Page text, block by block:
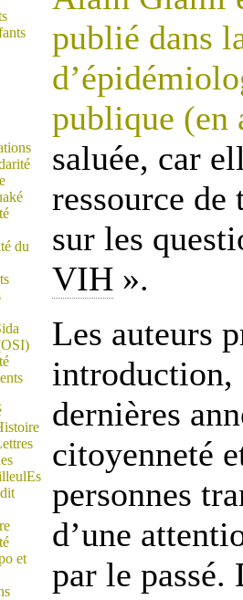
du
et
publié dans
publique (en
saluée, car
ressource
sur les
VIH ».
Les auteurs
introduction,
dernières
citoyenneté
personnes
d’une
par le passé.